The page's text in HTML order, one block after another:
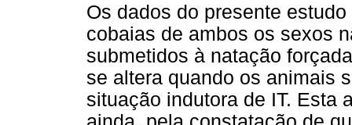
Os dados do presente
cobaias de ambos os sexos
submetidos à natação
se altera quando os animais
situação indutora de IT. Esta